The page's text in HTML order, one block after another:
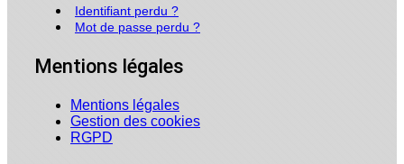
Identifiant perdu ?
Mot de passe perdu ?
Mentions légales
Mentions légales
Gestion des cookies
RGPD